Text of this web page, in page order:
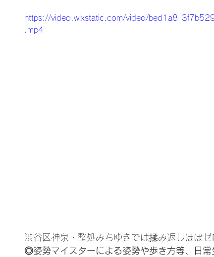
https://video.wixstatic.com/video/
.mp4
渋谷区神泉・整処みちゆきでは揉み返しほぼゼ
◎姿勢マイスターによる姿勢や歩き方等、日常